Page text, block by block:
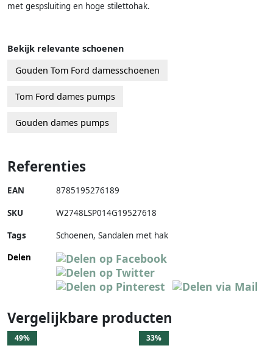
met gespsluiting en hoge stilettohak.
Bekijk relevante schoenen
Gouden Tom Ford damesschoenen
Tom Ford dames pumps
Gouden dames pumps
Referenties
EAN 8785195276189
SKU W2748LSP014G19527618
Tags
Schoenen, Sandalen met hak
Delen
Vergelijkbare producten
49% 33%